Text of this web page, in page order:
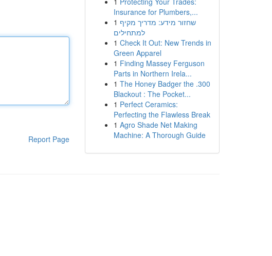
Report Page
Insurance for Plumbers,...
1 שחזור מידע: מדריך מקיף
למתחילים
1 Check It Out: New Trends in
Green Apparel
1 Finding Massey Ferguson
Parts in Northern Irela...
1 The Honey Badger the .300
Blackout : The Pocket...
1 Perfect Ceramics:
Perfecting the Flawless Break
1 Agro Shade Net Making
Machine: A Thorough Guide